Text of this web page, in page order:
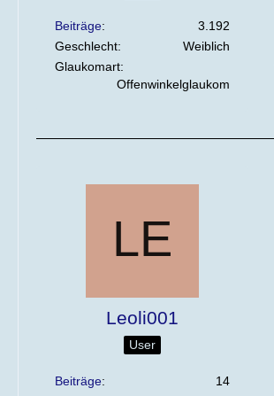
Beiträge
3.192
Geschlecht
Weiblich
Glaukomart
Offenwinkelglaukom
Leoli001
User
Beiträge 14